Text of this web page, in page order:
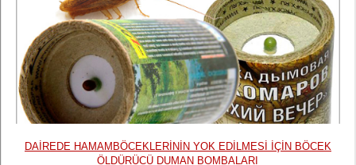
DAIREDE HAMAMBÖCEKLERININ YOK EDILMESI IÇIN BÖCEK
ÖLDÜRÜCÜ DUMAN BOMBALARI